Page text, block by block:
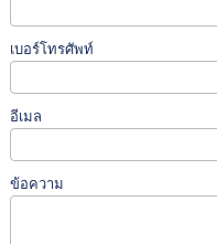
เบอร์โทรศัพท์
อีเมล
ข้อความ